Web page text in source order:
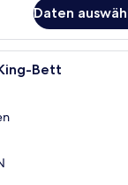
Daten
Ein
Bett